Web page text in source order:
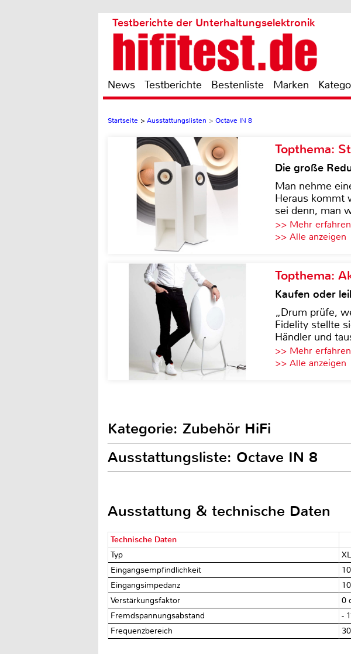
Testberichte der Unterhaltungselektronik
News Testberichte Bestenliste Marken
Startseite > Ausstattungslisten > Octave IN 8
Topthema:
Die große
Man nehme
Heraus kommt
sei denn, man
>> Mehr erfahren
>> Alle anzeigen
Topthema:
Kaufen oder
„Drum prüfe,
Fidelity stellte
Händler und
>> Mehr erfahren
>> Alle anzeigen
Kategorie: Zubehör HiFi
Ausstattungsliste: Octave IN 8
Ausstattung & technische Daten
Technische Daten
Typ
Eingangsempfindlichkeit
Eingangsimpedanz
Verstärkungsfaktor
0
Fremdspannungsabstand
-
Frequenzbereich